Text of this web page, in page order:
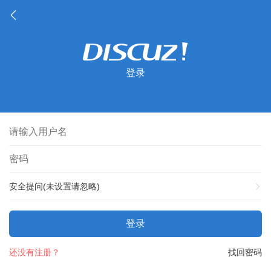
登录
安全提问(未设置请忽略)
登录
找回密码
还没有注册？